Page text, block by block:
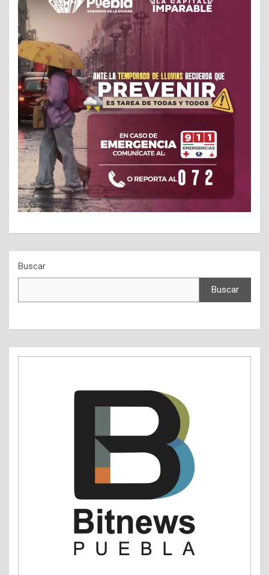
Buscar
Buscar